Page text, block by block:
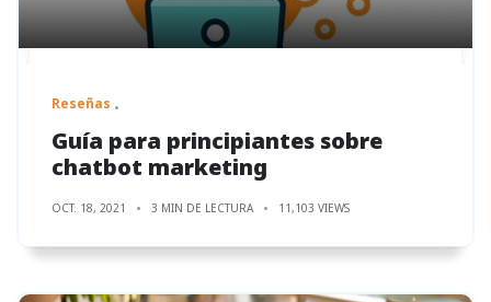
Reseñas
Guía para principiantes sobre
chatbot marketing
OCT. 18, 2021 3 MIN DE LECTURA 11,103 VIEWS